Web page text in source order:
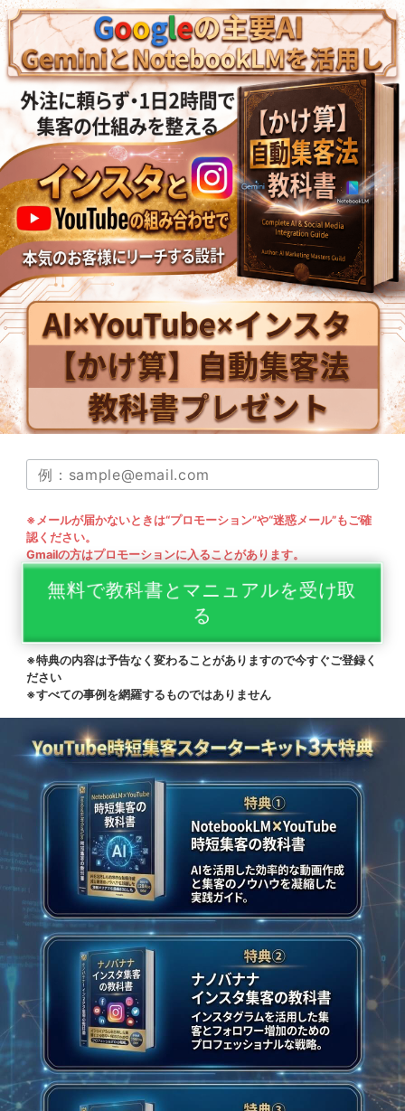
※メールが届かないときは“プロモーション”や“迷惑メール”もご確
認ください。
Gmailの方はプロモーションに入ることがあります。
無料で教科書とマニュアルを受け取
る
※特典の内容は予告なく変わることがありますので今すぐご登録く
ださい
※すべての事例を網羅するものではありません